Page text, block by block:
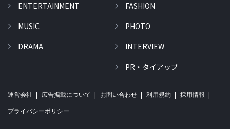
ENTERTAINMENT
MUSIC
DRAMA
FASHION
PHOTO
INTERVIEW
PR・タイアップ
運営会社 広告掲載について お問い合わせ 利用規約 採用情報
プライバシーポリシー